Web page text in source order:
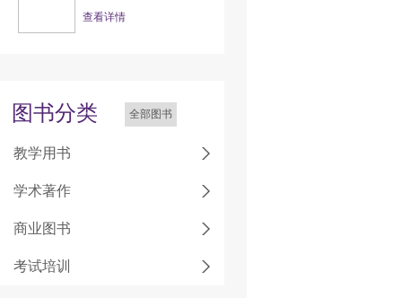
查看详情
图书分类 全部图书
教学用书
学术著作
商业图书
考试培训